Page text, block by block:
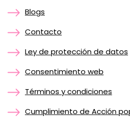
Blogs
Contacto
Ley de protección de datos
Consentimiento web
Términos y condiciones
Cumplimiento de Acción